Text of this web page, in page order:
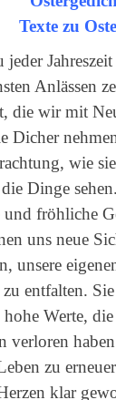
Texte zu
jeder
Anlässen
die wir mit
Dicher
wie
Dinge
und fröhliche
uns neue
unsere
zu entfalten.
Werte,
verloren
zu
klar